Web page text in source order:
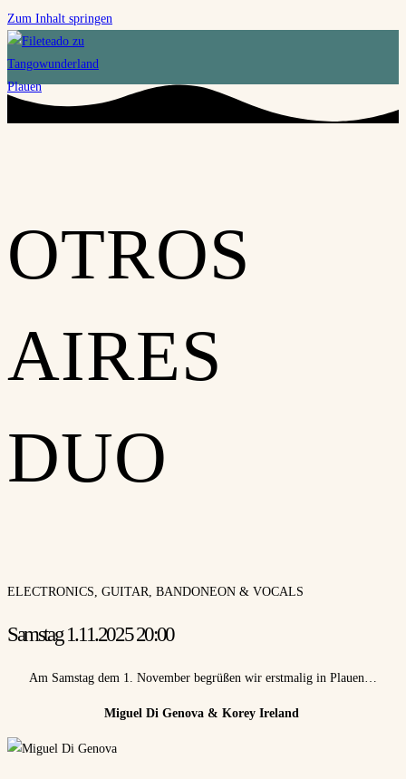
Zum Inhalt springen
OTROS
AIRES
DUO
ELECTRONICS, GUITAR, BANDONEON & VOCALS
Samstag 1.11.2025 20:00
Am Samstag dem 1. November begrüßen wir erstmalig in Plauen…
Miguel Di Genova & Korey Ireland